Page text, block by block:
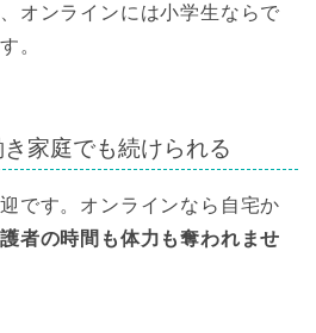
オンラインには小学生ならで
。
家庭でも続けられる
です。オンラインなら自宅か
者の時間も体力も奪われませ